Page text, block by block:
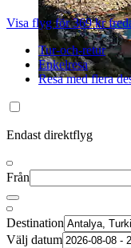
Visa flyg för 369 kr
Tur-och-retur
Enkelresa
Resa med flera
Endast direktflyg
Från
Destination
Välj datum